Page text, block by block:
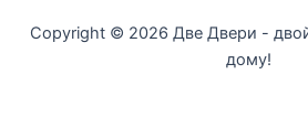
Copyright © 2026 Две Двери -
дому!